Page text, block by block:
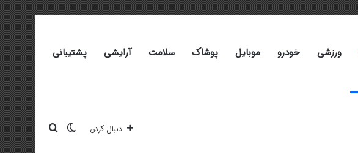
ورزشی خودرو موبایل پوشاک سلامت آرایشی پشتیبانی
دنبال کردن تغییر پوسته
جستجو برای